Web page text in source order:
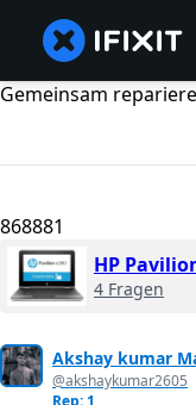
Gemeinsam
868881
HP
4 Fragen
Akshay kumar
@akshaykumar2605